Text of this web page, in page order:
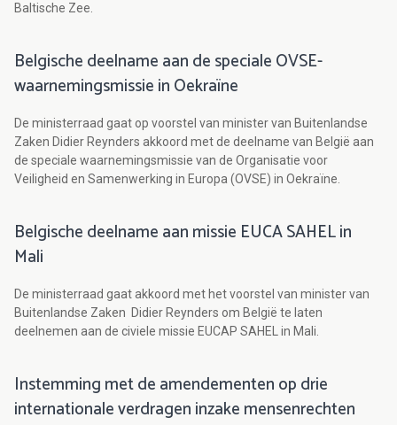
Baltische Zee.
Belgische deelname aan de speciale OVSE-
waarnemingsmissie in Oekraïne
De ministerraad gaat op voorstel van minister van Buitenlandse
Zaken Didier Reynders akkoord met de deelname van België aan
de speciale waarnemingsmissie van de Organisatie voor
Veiligheid en Samenwerking in Europa (OVSE) in Oekraïne.
Belgische deelname aan missie EUCA SAHEL in
Mali
De ministerraad gaat akkoord met het voorstel van minister van
Buitenlandse Zaken Didier Reynders om België te laten
deelnemen aan de civiele missie EUCAP SAHEL in Mali.
Instemming met de amendementen op drie
internationale verdragen inzake mensenrechten